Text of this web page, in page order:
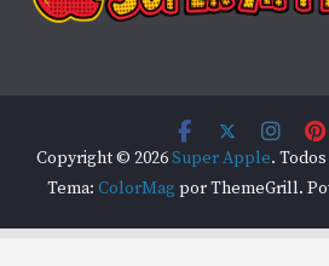
Copyright © 2026Super Apple.
Tema: ColorMag por ThemeGrill.